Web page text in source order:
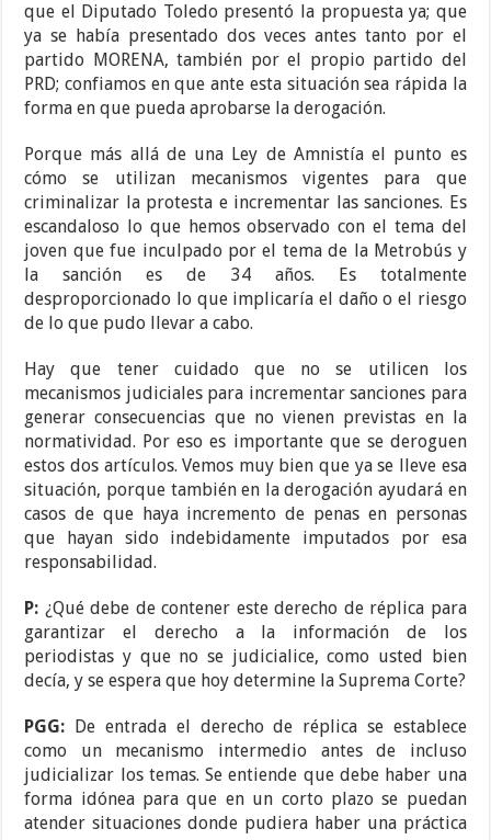
que el Diputado Toledo presentó la propuesta ya; que
ya se había presentado dos veces antes tanto por el
partido MORENA, también por el propio partido del
PRD; confiamos en que ante esta situación sea rápida la
forma en que pueda aprobarse la derogación.
Porque más allá de una Ley de Amnistía el punto es
cómo se utilizan mecanismos vigentes para que
criminalizar la protesta e incrementar las sanciones. Es
escandaloso lo que hemos observado con el tema del
joven que fue inculpado por el tema de la Metrobús y
la sanción es de 34 años. Es totalmente
desproporcionado lo que implicaría el daño o el riesgo
de lo que pudo llevar a cabo.
Hay que tener cuidado que no se utilicen los
mecanismos judiciales para incrementar sanciones para
generar consecuencias que no vienen previstas en la
normatividad. Por eso es importante que se deroguen
estos dos artículos. Vemos muy bien que ya se lleve esa
situación, porque también en la derogación ayudará en
casos de que haya incremento de penas en personas
que hayan sido indebidamente imputados por esa
responsabilidad.
P: ¿Qué debe de contener este derecho de réplica para
garantizar el derecho a la información de los
periodistas y que no se judicialice, como usted bien
decía, y se espera que hoy determine la Suprema Corte?
PGG:
De entrada el derecho de réplica se establece
como un mecanismo intermedio antes de incluso
judicializar los temas. Se entiende que debe haber una
forma idónea para que en un corto plazo se puedan
atender situaciones donde pudiera haber una práctica